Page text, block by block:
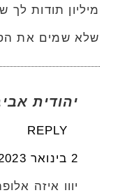
מיליון תודות לך
שלא שמים את
יהודית
REPLY
2 בינואר 2023 בשעה 15:55
יווו איזה